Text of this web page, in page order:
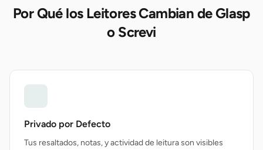
Por Qué los Leitores Cambian de Glasp
o Screvi
Privado por Defecto
Tus resaltados, notas, y actividad de leitura son visibles